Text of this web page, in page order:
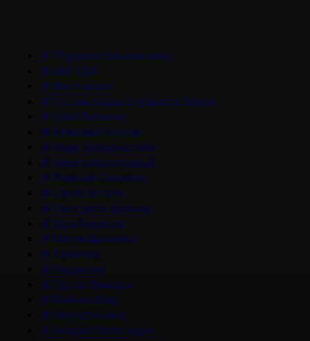
# Документальное кино
# НМГ ДОК
# Фестивали
# Что мы знаем о планете Земля
# Цикл Великие
#Алексей Гуськов
# Марк Эйдельштейн
# Никита Кологривый
# Главные Сериалы
# Саша Петров
# Смотреть фильмы
# Юра Борисов
# Мария Аронова
# Трейлер
# Рецензия
# После Фишера
# Война и Мир
# Новости кино
#Андрей Золотарев